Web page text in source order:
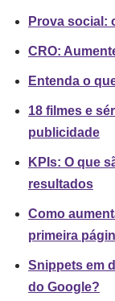
Prova social:
CRO:
Entenda o
18 filmes e
publicidade
KPIs: O que
resultados
Como
primeira
Snippets em
do Google?